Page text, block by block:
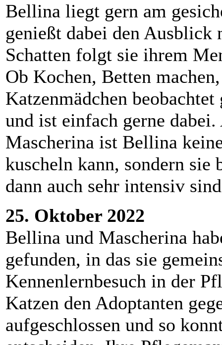
Bellina liegt gern am
genießt dabei den Ausblick
Schatten folgt sie ihrem
Ob Kochen, Betten
Katzenmädchen
und ist einfach gerne
Mascherina ist Bellina
kuscheln kann, sondern
dann auch sehr intensiv
25. Oktober 2022
Bellina und Mascherina
gefunden, in das sie
Kennenlernbesuch in der
Katzen den Adoptanten
aufgeschlossen und so